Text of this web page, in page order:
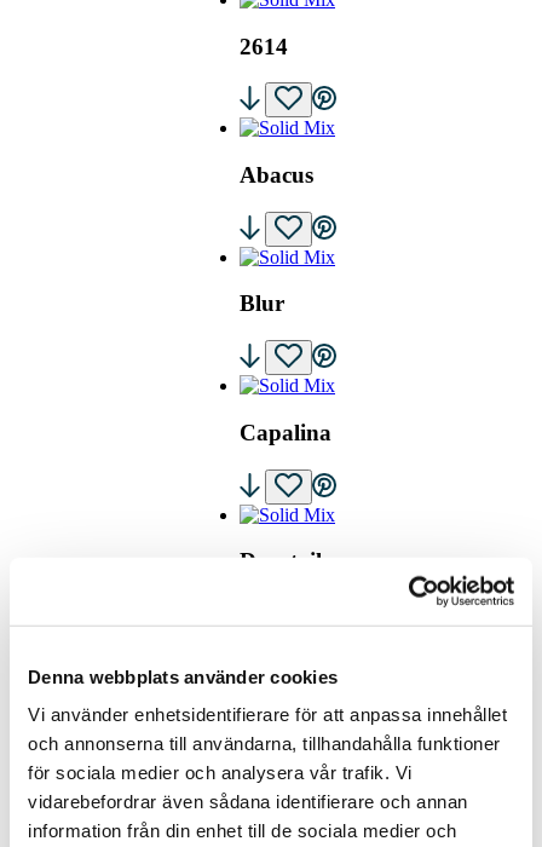
Denna webbplats använder cookies
Vi använder enhetsidentifierare för att anpassa innehållet
och annonserna till användarna, tillhandahålla funktioner
för sociala medier och analysera vår trafik. Vi
vidarebefordrar även sådana identifierare och annan
information från din enhet till de sociala medier och
2614
Abacus
Blur
Capalina
Dovetail
EGEN
DESIGN /
MÖNSTERBANK
–
MASKINVÄVT